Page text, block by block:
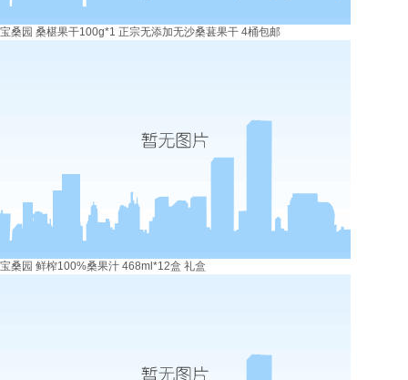
宝桑园 桑椹果干100g*1 正宗无添加无沙桑葚果干 4桶包邮
宝桑园 鲜榨100%桑果汁 468ml*12盒 礼盒